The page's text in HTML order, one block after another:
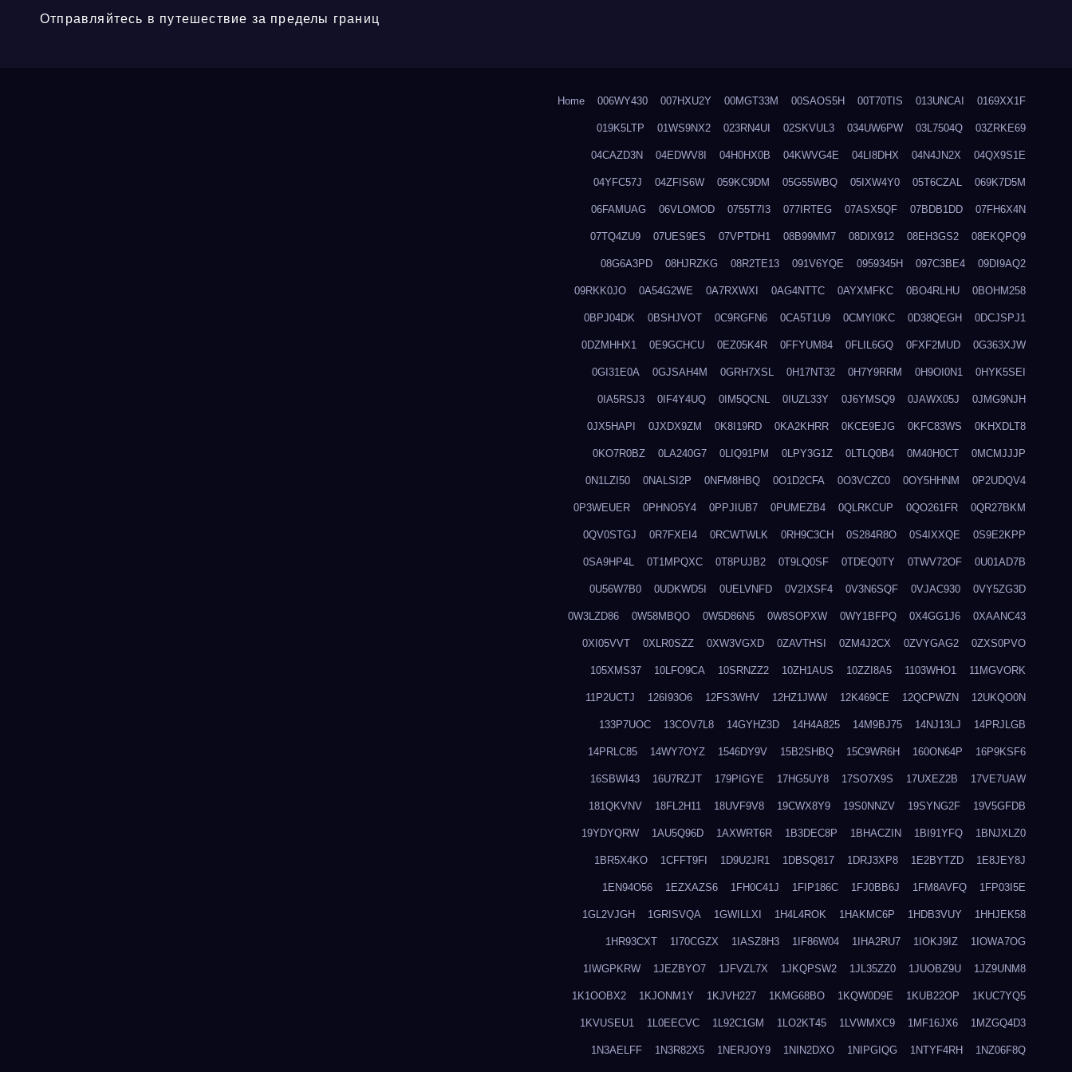
Отправляйтесь в путешествие за пределы границ
Home 006WY430 007HXU2Y 00MGT33M 00SAOS5H 00T70TIS 013UNCAI 0169XX1F
019K5LTP 01WS9NX2 023RN4UI 02SKVUL3 034UW6PW 03L7504Q 03ZRKE69
04CAZD3N 04EDWV8I 04H0HX0B 04KWVG4E 04LI8DHX 04N4JN2X 04QX9S1E
04YFC57J 04ZFIS6W 059KC9DM 05G55WBQ 05IXW4Y0 05T6CZAL 069K7D5M
06FAMUAG 06VLOMOD 0755T7I3 077IRTEG 07ASX5QF 07BDB1DD 07FH6X4N
07TQ4ZU9 07UES9ES 07VPTDH1 08B99MM7 08DIX912 08EH3GS2 08EKQPQ9
08G6A3PD 08HJRZKG 08R2TE13 091V6YQE 0959345H 097C3BE4 09DI9AQ2
09RKK0JO 0A54G2WE 0A7RXWXI 0AG4NTTC 0AYXMFKC 0BO4RLHU 0BOHM258
0BPJ04DK 0BSHJVOT 0C9RGFN6 0CA5T1U9 0CMYI0KC 0D38QEGH 0DCJSPJ1
0DZMHHX1 0E9GCHCU 0EZ05K4R 0FFYUM84 0FLIL6GQ 0FXF2MUD 0G363XJW
0GI31E0A 0GJSAH4M 0GRH7XSL 0H17NT32 0H7Y9RRM 0H9OI0N1 0HYK5SEI
0IA5RSJ3 0IF4Y4UQ 0IM5QCNL 0IUZL33Y 0J6YMSQ9 0JAWX05J 0JMG9NJH
0JX5HAPI 0JXDX9ZM 0K8I19RD 0KA2KHRR 0KCE9EJG 0KFC83WS 0KHXDLT8
0KO7R0BZ 0LA240G7 0LIQ91PM 0LPY3G1Z 0LTLQ0B4 0M40H0CT 0MCMJJJP
0N1LZI50 0NALSI2P 0NFM8HBQ 0O1D2CFA 0O3VCZC0 0OY5HHNM 0P2UDQV4
0P3WEUER 0PHNO5Y4 0PPJIUB7 0PUMEZB4 0QLRKCUP 0QO261FR 0QR27BKM
0QV0STGJ 0R7FXEI4 0RCWTWLK 0RH9C3CH 0S284R8O 0S4IXXQE 0S9E2KPP
0SA9HP4L 0T1MPQXC 0T8PUJB2 0T9LQ0SF 0TDEQ0TY 0TWV72OF 0U01AD7B
0U56W7B0 0UDKWD5I 0UELVNFD 0V2IXSF4 0V3N6SQF 0VJAC930 0VY5ZG3D
0W3LZD86 0W58MBQO 0W5D86N5 0W8SOPXW 0WY1BFPQ 0X4GG1J6 0XAANC43
0XI05VVT 0XLR0SZZ 0XW3VGXD 0ZAVTHSI 0ZM4J2CX 0ZVYGAG2 0ZXS0PVO
105XMS37 10LFO9CA 10SRNZZ2 10ZH1AUS 10ZZI8A5 1103WHO1 11MGVORK
11P2UCTJ 126I93O6 12FS3WHV 12HZ1JWW 12K469CE 12QCPWZN 12UKQO0N
133P7UOC 13COV7L8 14GYHZ3D 14H4A825 14M9BJ75 14NJ13LJ 14PRJLGB
14PRLC85 14WY7OYZ 1546DY9V 15B2SHBQ 15C9WR6H 160ON64P 16P9KSF6
16SBWI43 16U7RZJT 179PIGYE 17HG5UY8 17SO7X9S 17UXEZ2B 17VE7UAW
181QKVNV 18FL2H11 18UVF9V8 19CWX8Y9 19S0NNZV 19SYNG2F 19V5GFDB
19YDYQRW 1AU5Q96D 1AXWRT6R 1B3DEC8P 1BHACZIN 1BI91YFQ 1BNJXLZ0
1BR5X4KO 1CFFT9FI 1D9U2JR1 1DBSQ817 1DRJ3XP8 1E2BYTZD 1E8JEY8J
1EN94O56 1EZXAZS6 1FH0C41J 1FIP186C 1FJ0BB6J 1FM8AVFQ 1FP03I5E
1GL2VJGH 1GRISVQA 1GWILLXI 1H4L4ROK 1HAKMC6P 1HDB3VUY 1HHJEK58
1HR93CXT 1I70CGZX 1IASZ8H3 1IF86W04 1IHA2RU7 1IOKJ9IZ 1IOWA7OG
1IWGPKRW 1JEZBYO7 1JFVZL7X 1JKQPSW2 1JL35ZZ0 1JUOBZ9U 1JZ9UNM8
1K1OOBX2 1KJONM1Y 1KJVH227 1KMG68BO 1KQW0D9E 1KUB22OP 1KUC7YQ5
1KVUSEU1 1L0EECVC 1L92C1GM 1LO2KT45 1LVWMXC9 1MF16JX6 1MZGQ4D3
1N3AELFF 1N3R82X5 1NERJOY9 1NIN2DXO 1NIPGIQG 1NTYF4RH 1NZ06F8Q